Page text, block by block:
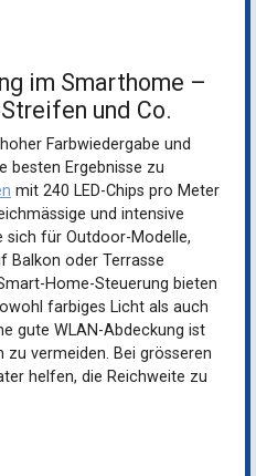
im Smarthome –
und Co.
Farbwiedergabe und
besten Ergebnisse zu
mit 240 LED-Chips pro Meter
und intensive
sich für Outdoor-Modelle,
Balkon oder Terrasse
Home-Steuerung bieten
farbiges Licht als auch
gute WLAN-Abdeckung ist
vermeiden. Bei grösseren
helfen, die Reichweite zu